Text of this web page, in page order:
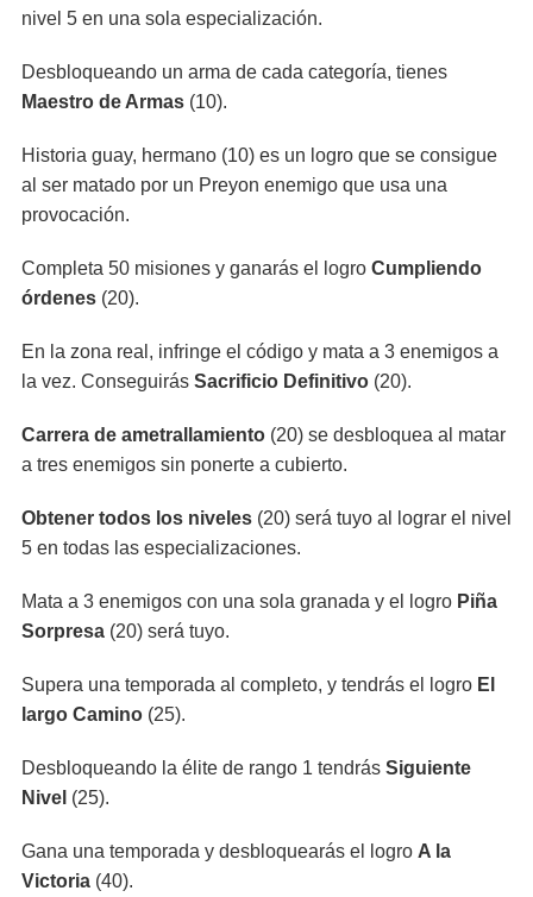
nivel 5 en una sola especialización.
Desbloqueando un arma de cada categoría, tienes
Maestro de Armas (10).
Historia guay, hermano (10) es un logro que se consigue
al ser matado por un Preyon enemigo que usa una
provocación.
Completa 50 misiones y ganarás el logro Cumpliendo
órdenes (20).
En la zona real, infringe el código y mata a 3 enemigos a
la vez. Conseguirás Sacrificio Definitivo (20).
Carrera de ametrallamiento (20) se desbloquea al matar
a tres enemigos sin ponerte a cubierto.
Obtener todos los niveles (20) será tuyo al lograr el nivel
5 en todas las especializaciones.
Mata a 3 enemigos con una sola granada y el logro Piña
Sorpresa (20) será tuyo.
Supera una temporada al completo, y tendrás el logro El
largo Camino (25).
Desbloqueando la élite de rango 1 tendrás Siguiente
Nivel (25).
Gana una temporada y desbloquearás el logro A la
Victoria (40).